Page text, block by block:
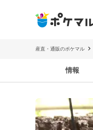
産直・通販のポケマル
情報